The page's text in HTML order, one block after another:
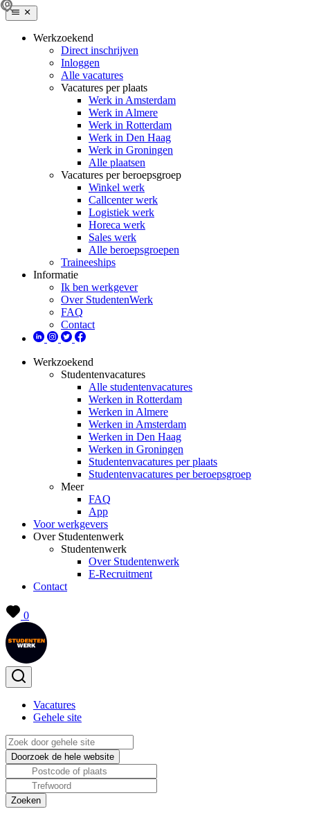
Werkzoekend
Direct inschrijven
Inloggen
Alle vacatures
Vacatures per plaats
Werk in Amsterdam
Werk in Almere
Werk in Rotterdam
Werk in Den Haag
Werk in Groningen
Alle plaatsen
Vacatures per beroepsgroep
Winkel werk
Callcenter werk
Logistiek werk
Horeca werk
Sales werk
Alle beroepsgroepen
Traineeships
Informatie
Ik ben werkgever
Over StudentenWerk
FAQ
Contact
Werkzoekend
Studentenvacatures
Alle studentenvacatures
Werken in Rotterdam
Werken in Almere
Werken in Amsterdam
Werken in Den Haag
Werken in Groningen
Studentenvacatures per plaats
Studentenvacatures per beroepsgroep
Meer
FAQ
App
Voor werkgevers
Over Studentenwerk
Studentenwerk
Over Studentenwerk
E-Recruitment
Contact
0
Vacatures
Gehele site